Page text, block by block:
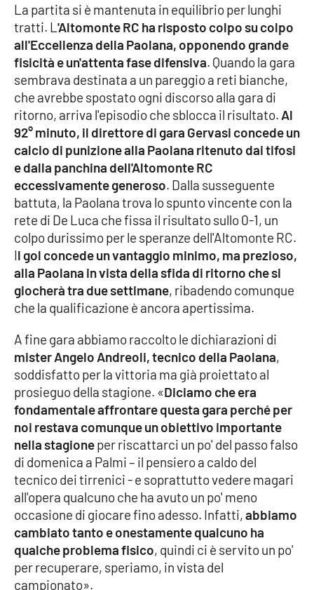
Economia e Lavoro
Politica
Sanità
Società
Sport
RUBRICHE
Good Morning Vietnam
Parchi Marini Calabria
Imprese Di Calabria
Le perfidie di Antonella Grippo
Venti di comunicazione
STREAMING
LaC TV
LaC Network
La partita si è mantenuta in equilibrio per lunghi
tratti. L'Altomonte RC ha risposto colpo su colpo
all'Eccellenza della Paolana, opponendo grande
fisicità e un'attenta fase difensiva. Quando la gara
sembrava destinata a un pareggio a reti bianche,
che avrebbe spostato ogni discorso alla gara di
ritorno, arriva l'episodio che sblocca il risultato. Al
92° minuto, il direttore di gara Gervasi concede un
calcio di punizione alla Paolana ritenuto dai tifosi
e dalla panchina dell'Altomonte RC
eccessivamente generoso. Dalla susseguente
battuta, la Paolana trova lo spunto vincente con la
rete di De Luca che fissa il risultato sullo 0-1, un
colpo durissimo per le speranze dell'Altomonte RC.
Il gol concede un vantaggio minimo, ma prezioso,
alla Paolana in vista della sfida di ritorno che si
giocherà tra due settimane, ribadendo comunque
che la qualificazione è ancora apertissima.
A fine gara abbiamo raccolto le dichiarazioni di
mister Angelo Andreoli, tecnico della Paolana,
soddisfatto per la vittoria ma già proiettato al
prosieguo della stagione. «Diciamo che era
fondamentale affrontare questa gara perché per
noi restava comunque un obiettivo importante
nella stagioneper riscattarci un po' del passo falso
di domenica a Palmi – il pensiero a caldo del
tecnico dei tirrenici - e soprattutto vedere magari
all'opera qualcuno che ha avuto un po' meno
occasione di giocare fino adesso. Infatti,abbiamo
cambiato tanto e onestamente qualcuno ha
qualche problema fisico, quindi ci è servito un po'
per recuperare, speriamo, in vista del
campionato».